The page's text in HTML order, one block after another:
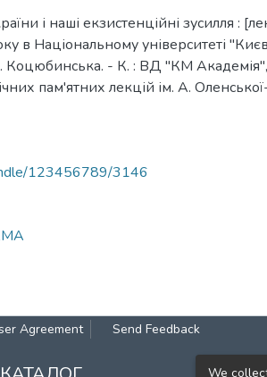
і наші екзистенційні зусилля :
в Національному університеті
Коцюбинська. - К. : ВД "КМ Академія",
пам'ятних лекцій ім. А.
123456789/3146
Agreement Send Feedback
We